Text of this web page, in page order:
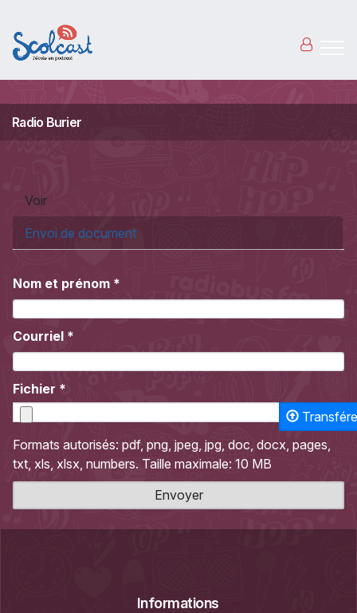
Radio Burier
Onglets principaux
Voir
Envoi de document
Nom et prénom *
Courriel *
Fichier *
Formats autorisés: pdf, png, jpeg, jpg, doc, docx, pages,
txt, xls, xlsx, numbers. Taille maximale: 10 MB
Envoyer
Informations